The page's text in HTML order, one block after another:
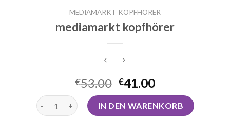
MEDIAMARKT KOPFHÖRER
mediamarkt kopfhörer
€53.00 €41.00
mediamarkt kopfhörer MengeIN DEN WARENKORB